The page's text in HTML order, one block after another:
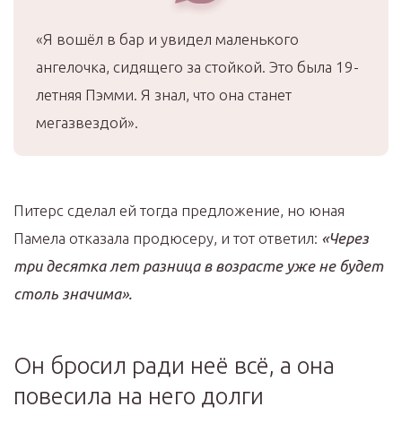
«Я вошёл в бар и увидел маленького
ангелочка, сидящего за стойкой. Это была 19-
летняя Пэмми. Я знал, что она станет
мегазвездой».
Питерс сделал ей тогда предложение, но юная
Памела отказала продюсеру, и тот ответил: «Через
три десятка лет разница в возрасте уже не будет
столь значима».
Он бросил ради неё всё, а она
повесила на него долги